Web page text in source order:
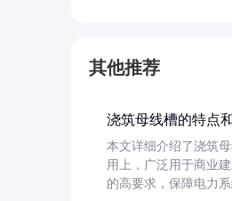
其他推荐
浇筑母线槽的特点
本文详细介绍了浇筑
用上，广泛用于商业
的高要求，保障电力系